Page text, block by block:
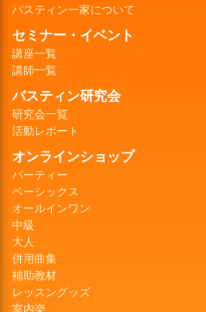
バスティン一家について
セミナー・イベント
講座一覧
講師一覧
バスティン研究会
研究会一覧
活動レポート
オンラインショップ
パーティー
ベーシックス
オールインワン
中級
大人
併用曲集
補助教材
レッスングッズ
室内楽